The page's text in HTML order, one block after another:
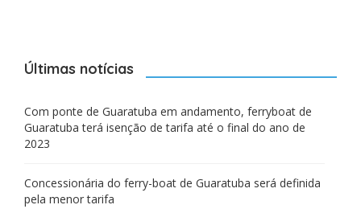
Últimas notícias
Com ponte de Guaratuba em andamento, ferryboat de
Guaratuba terá isenção de tarifa até o final do ano de
2023
Concessionária do ferry-boat de Guaratuba será definida
pela menor tarifa